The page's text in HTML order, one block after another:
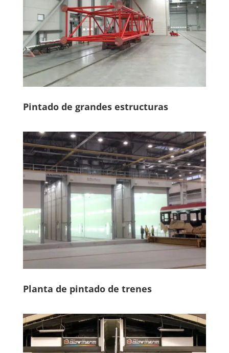
Pintado de grandes estructuras
Planta de pintado de trenes